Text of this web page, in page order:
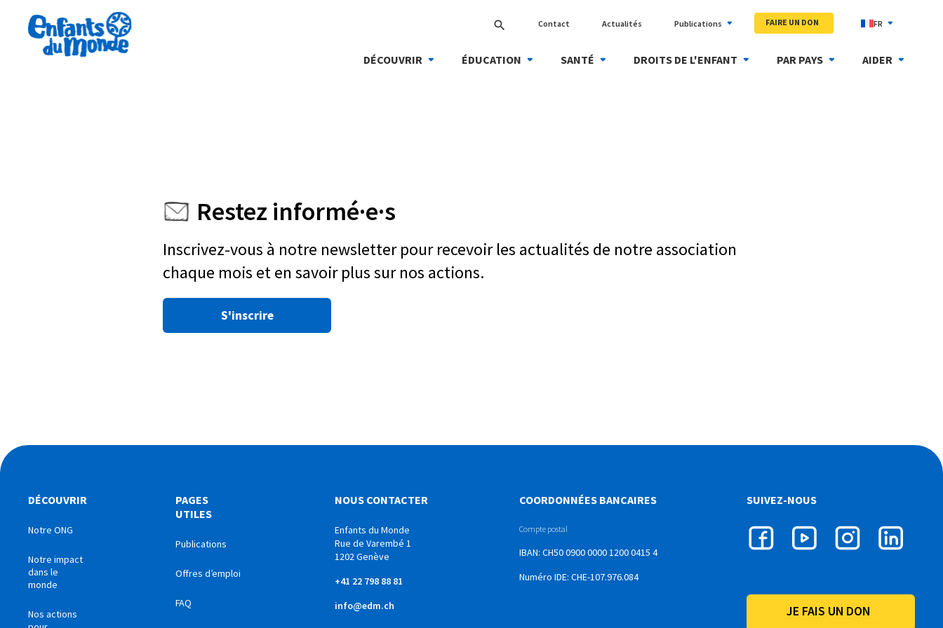
search Contact Actualités Publications FAIRE UN DON FR
DÉCOUVRIR ÉDUCATION SANTÉ DROITS DE L'ENFANT PAR PAYS AIDER
Restez informé·e·s
Inscrivez-vous à notre newsletter pour recevoir les actualités de notre association
chaque mois et en savoir plus sur nos actions.
S'inscrire
DÉCOUVRIR
Notre ONG
Notre impact
dans le
monde
Nos actions
PAGES
UTILES
Publications
Offres d’emploi
FAQ
NOUS CONTACTER
Enfants du Monde
Rue de Varembé 1
1202 Genève
+41 22 798 88 81
info@edm.ch
COORDONNÉES BANCAIRES
Compte postal
IBAN: CH50 0900 0000 1200 0415 4
Numéro IDE: CHE-107.976.084
SUIVEZ-NOUS
JE FAIS UN DON